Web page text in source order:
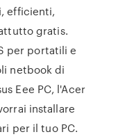
efficienti,
gratis.
per portatili e
netbook di
Eee PC, l'Acer
installare
per il tuo PC.